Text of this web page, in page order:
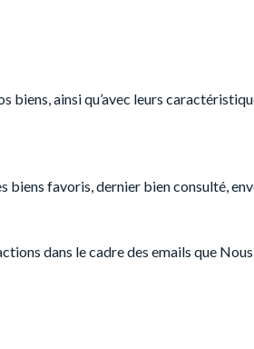
ainsi qu’avec leurs
favoris, dernier bien consulté,
dans le cadre des emails que